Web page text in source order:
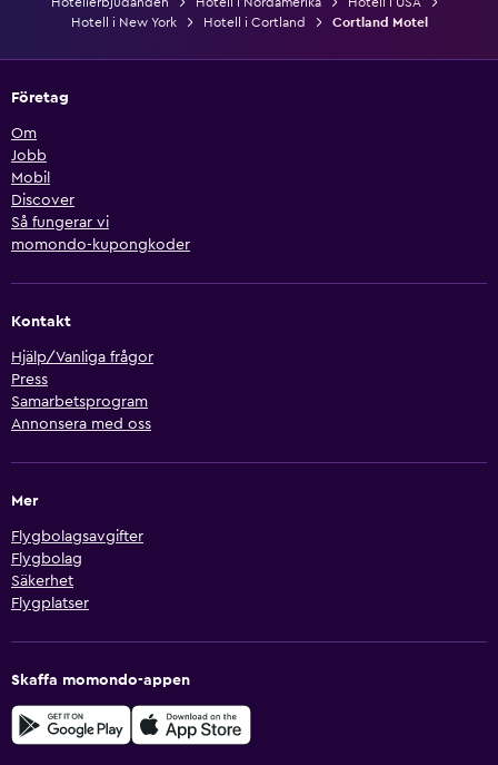
Hotell i New York
Hotell i Cortland Cortland Motel
Företag
Om
Jobb
Mobil
Discover
Så fungerar vi
momondo-kupongkoder
Kontakt
Hjälp/Vanliga frågor
Press
Samarbetsprogram
Annonsera med oss
Mer
Flygbolagsavgifter
Flygbolag
Säkerhet
Flygplatser
Skaffa momondo-appen